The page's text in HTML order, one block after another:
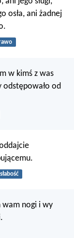
osła, ani żadnej
w kimś z was
od
słabość
wam nogi i wy